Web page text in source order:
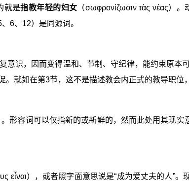
就是指教年轻的妇女 （σωφρονίζωσιν τὰς νέας）
6、12）是同源词。
意识，因而变得温和、节制、守纪律，能约束原本
就如在第3节，这不是描述教会内正式的教导职
。形容词可以仅指新的或新鲜的，然而此处用其现
εἶναι），或者照字面意思说是“成为爱丈夫的人”